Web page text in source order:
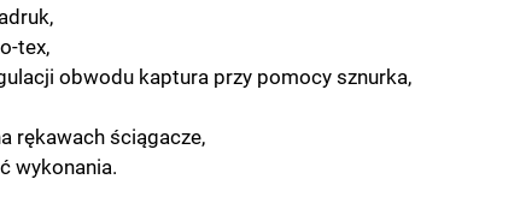
tex,
obwodu kaptura przy pomocy sznurka,
rękawach ściągacze,
wykonania.